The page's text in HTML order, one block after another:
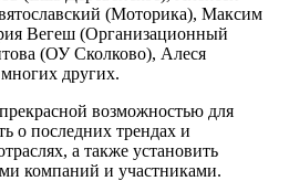
(Моторика), Максим
Вегеш (Организационный
(ОУ Сколково), Алеся
других.
возможностью для
о последних трендах и
а также установить
компаний и участниками.